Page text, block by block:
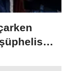
şüphelisi